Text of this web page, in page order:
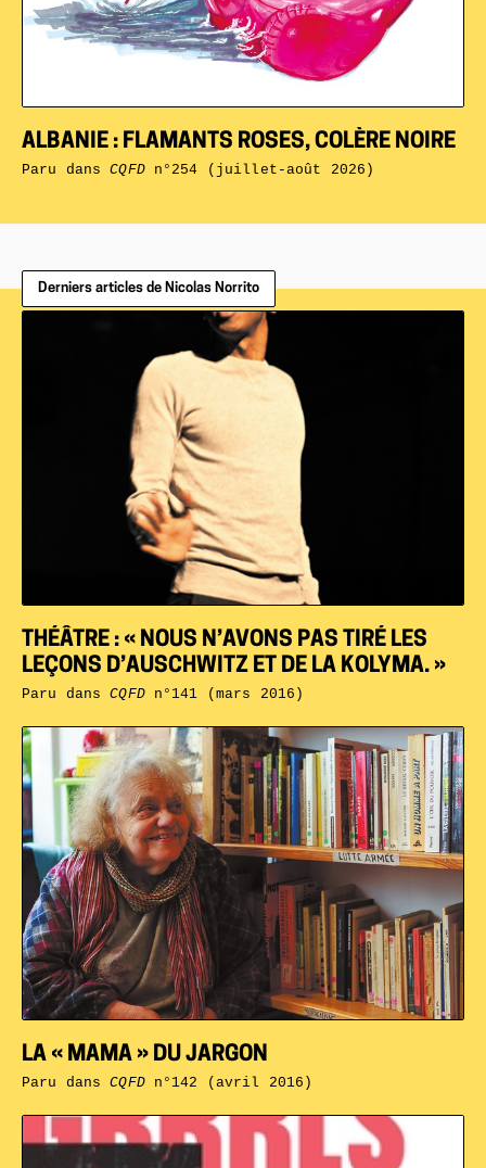
ALBANIE : FLAMANTS ROSES, COLÈRE NOIRE
Paru dansCQFDn°254 (juillet-août 2026)
Derniers articles de Nicolas Norrito
LA « MAMA » DU JARGON
Paru dansCQFDn°142 (avril 2016)
THÉÂTRE : « NOUS N’AVONS PAS TIRÉ LES
LEÇONS D’AUSCHWITZ ET DE LA KOLYMA. »
Paru dansCQFDn°141 (mars 2016)